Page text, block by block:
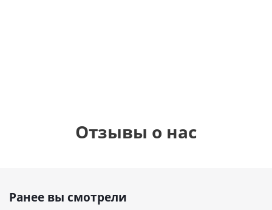
Отзывы о нас
Ранее вы смотрели